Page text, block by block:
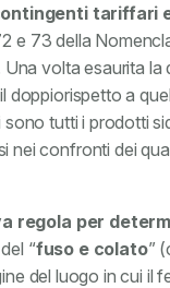
tariffari
e 73 della
volta esaurita
doppiorispetto a
tutti i prodotti
confronti dei
regola per
“fuso e colato”
del luogo in cui